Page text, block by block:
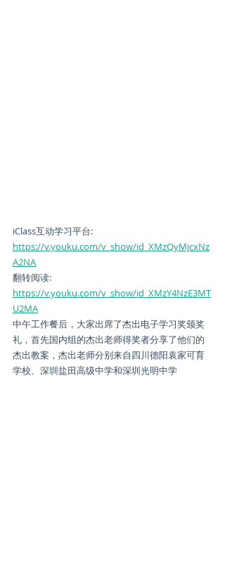
iClass互动学习平台:
https://v.youku.com/v_show/id_XMzQyMjcxNz
A2NA
翻转阅读:
https://v.youku.com/v_show/id_XMzY4NzE3MT
U2MA
中午工作餐后，大家出席了杰出电子学习奖颁奖
礼，首先国内组的杰出老师得奖者分享了他们的
杰出教案，杰出老师分别来自四川德阳袁家可育
学校、深圳盐田高级中学和深圳光明中学